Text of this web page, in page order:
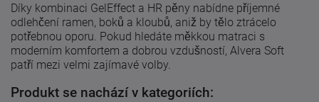
Díky kombinaci GelEffect a HR pěny nabídne příjemné
odlehčení ramen, boků a kloubů, aniž by tělo ztrácelo
potřebnou oporu. Pokud hledáte měkkou matraci s
moderním komfortem a dobrou vzdušností, Alvera Soft
patří mezi velmi zajímavé volby.
Produkt se nachází v kategoriích: